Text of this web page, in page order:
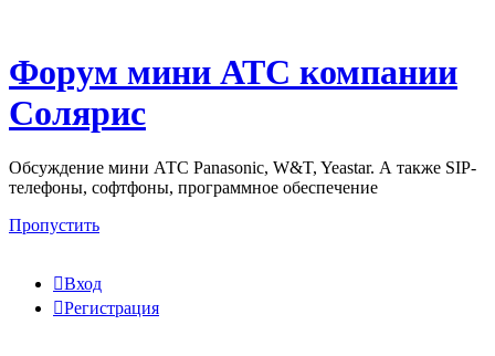
Форум мини АТС компании
Солярис
Обсуждение мини АТС Panasonic, W&T, Yeastar. А также SIP-
телефоны, софтфоны, программное обеспечение
Пропустить
Вход
Регистрация